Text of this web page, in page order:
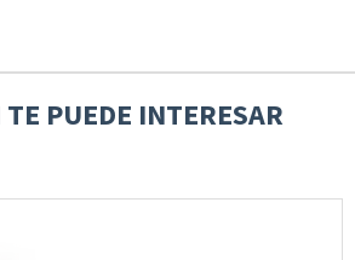
PUEDE INTERESAR